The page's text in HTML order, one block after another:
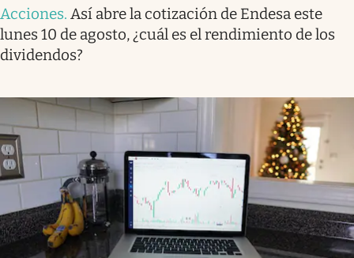
Acciones. Así abre la cotización de Endesa este
lunes 10 de agosto, ¿cuál es el rendimiento de los
dividendos?